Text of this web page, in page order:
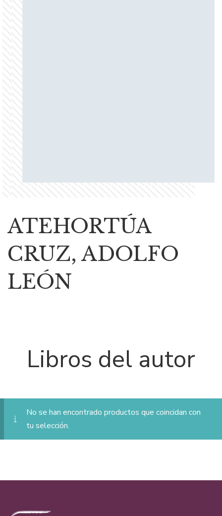
ATEHORTÚA
CRUZ, ADOLFO
LEÓN
Libros del autor
No se han encontrado productos que coincidan con
tu selección.